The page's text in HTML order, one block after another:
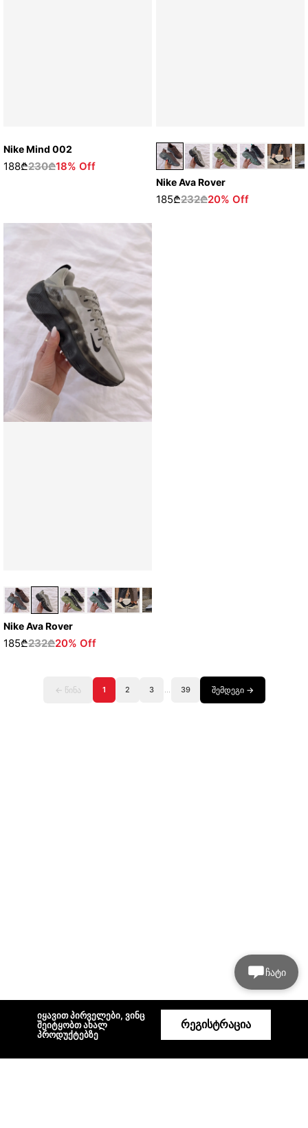
Nike Mind 002
188₾230₾18% Off
Nike Ava Rover
185₾232₾20% Off
Nike Ava Rover
185₾232₾20% Off
← წინა 1 2 3 ... 39 შემდეგი →
იყავით პირველები, ვინც
შეიტყობთ ახალ
პროდუქტებზე
რეგისტრაცია
ჩატი